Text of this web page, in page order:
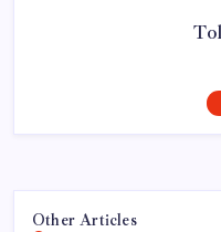
Other Articles